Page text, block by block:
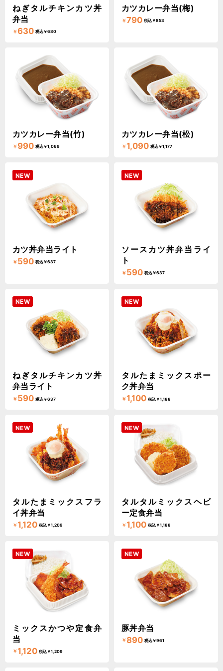
ねぎタルチキンカツ丼
弁当
￥630 税込￥680
カツカレー弁当(梅)
￥790 税込￥853
カツカレー弁当(竹)
￥ 990 税込￥1,069
カツカレー弁当(松)
￥1,090 税込￥1,177
NEW
カツ丼弁当ライト
￥ 590 税込￥637
NEW
ソースカツ丼弁当ライ
ト
￥ 590 税込￥637
NEW
ねぎタルチキンカツ丼
弁当ライト
￥ 590 税込￥637
NEW
タルたまミックスポー
ク丼弁当
￥1,100 税込￥1,188
NEW
タルたまミックスフラ
イ丼弁当
￥1,120 税込￥1,209
NEW
タルタルミックスヘビ
ー定食弁当
￥1,100 税込￥1,188
NEW
ミックスかつや定食弁
当
￥1,120 税込￥1,209
NEW
豚丼弁当
￥890 税込￥961